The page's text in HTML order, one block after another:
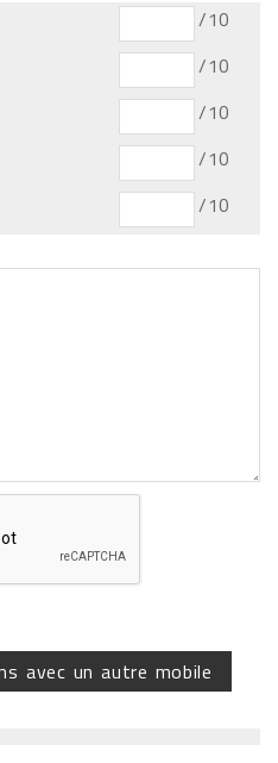
/10
/10
/10
/10
/10
avec un autre mobile